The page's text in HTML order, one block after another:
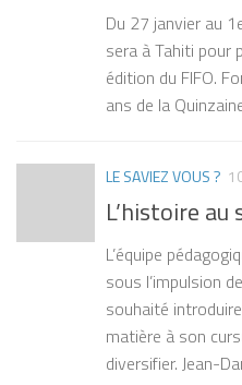
Du 27 janvier au
sera à Tahiti pour
édition du FIFO.
ans de la
LE SAVIEZ VOUS ?
L’histoire
L’équipe
sous l’impulsion
souhaité
matière à son
diversifier. Jean-